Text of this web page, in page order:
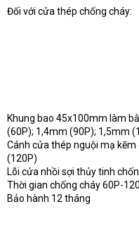
Đối với cửa thép chống cháy:
Khung bao 45x100mm làm
(60P); 1,4mm (90P); 1,5mm
Cánh cửa thép nguội mạ
(120P)
Lõi cửa nhồi sợi thủy tinh
Thời gian chống cháy 60P-
Bảo hành 12 tháng